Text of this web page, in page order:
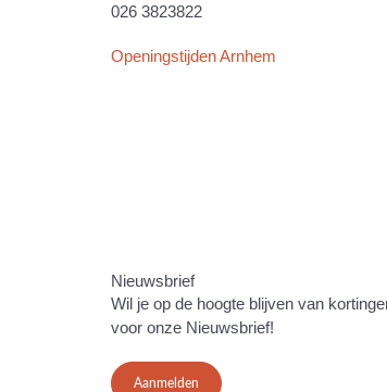
026 3823822
Openingstijden Arnhem
Nieuwsbrief
Wil je op de hoogte blijven van
voor onze Nieuwsbrief!
Aanmelden